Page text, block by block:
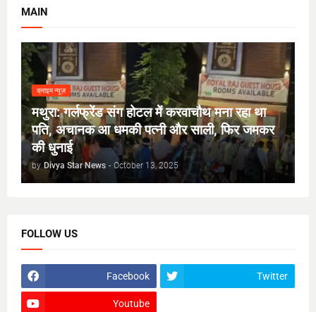
MAIN
क्राइम न्यूज़
मथुरा: गर्लफ्रेंड संग होटल में करवाचौथ मना रहा था
पति, अचानक आ धमकी पत्नी और साली, फिर जमकर
की धुनाई
by Divya Star News - October 13, 2025
FOLLOW US
Facebook Twitter
Youtube